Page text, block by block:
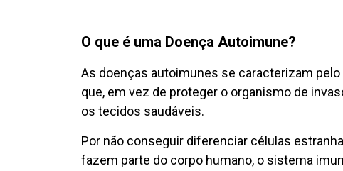
O que é uma Doença Autoimune?
As doenças autoimunes se caracterizam
que, em vez de proteger o organismo de
os tecidos saudáveis.
Por não conseguir diferenciar células
fazem parte do corpo humano, o sistema